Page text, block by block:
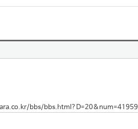
bbs/bbs.html?D=20&num=41959